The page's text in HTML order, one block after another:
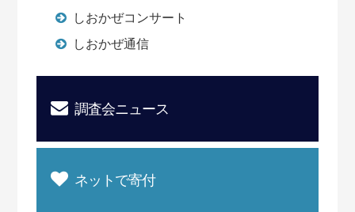
しおかぜコンサート
しおかぜ通信
調査会ニュース
ネットで寄付